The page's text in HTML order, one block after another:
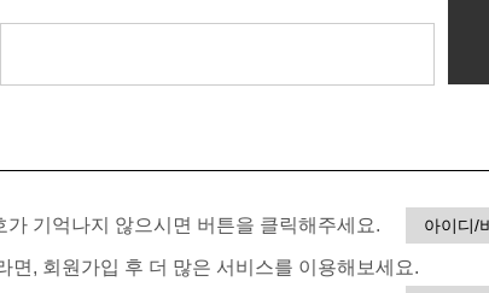
가 기억나지 않으시면 버튼을 클릭해주세요. 아이디/
면, 회원가입 후 더 많은 서비스를 이용해보세요.